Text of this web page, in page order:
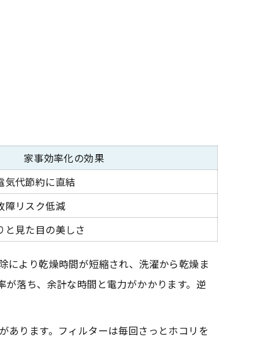
家事効率化の効果
気代節約に直結
障リスク低減
と見た目の美しさ
により乾燥時間が短縮され、洗濯から乾燥ま
落ち、余計な時間と電力がかかります。逆
あります。フィルターは毎回さっとホコリを